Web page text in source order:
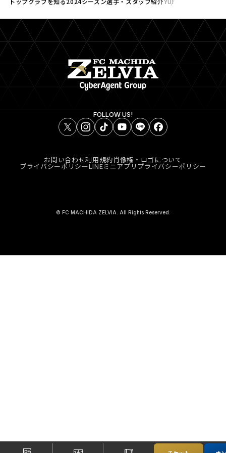
FOLLOW US!
お問い合わせ利用規約肖像権・ロゴについて
プライバシーポリシーLINEミニアプリプライバシーポリシー
© FC MACHIDA ZELVIA. All Rights Reserved.